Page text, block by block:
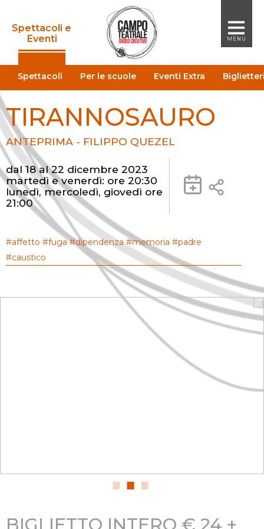
Spettacoli e
Eventi
Spettacoli Per le scuole Eventi Extra
Tirannosauro
TIRANNOSAURO
ANTEPRIMA - FILIPPO QUEZEL
dal 18 al 22 dicembre 2023
martedì e venerdì: ore 20:30
lunedì, mercoledì, giovedì ore
21:00
+
+ GOOGLE
CALENDAR
+ ICAL
#affetto #fuga #dipendenza #memoria #padre
#caustico
BIGLIETTO INTERO € 24 +
MENU